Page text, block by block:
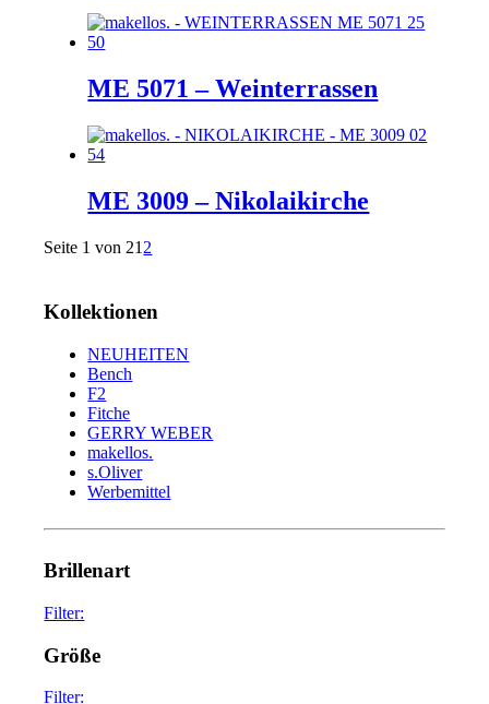
ME 5071 – Weinterrassen
ME 3009 – Nikolaikirche
Seite 1 von 21 2
Kollektionen
NEUHEITEN
Bench
F2
Fitche
GERRY WEBER
makellos.
s.Oliver
Werbemittel
Brillenart
Filter:
sunglasses
Größe
Filter: